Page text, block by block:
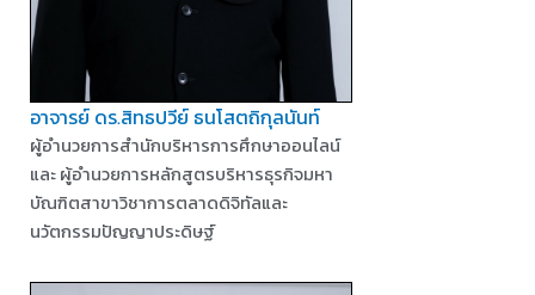
อาจารย์ ดร.สิทธปวีย์ ธนโสตถิกุลนันท์
ผู้อำนวยการสำนักบริหารการศึกษาออนไลน์
และ ผู้อำนวยการหลักสูตรบริหารธุรกิจมหา
บัณฑิตสาขาวิชาการตลาดดิจิทัลและ
นวัตกรรมปัญญาประดิษฐ์